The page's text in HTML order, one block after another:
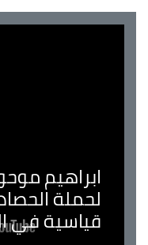
ابراهيم
لحملة
قياسية في